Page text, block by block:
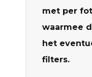
met per
waarmee
het
filters.